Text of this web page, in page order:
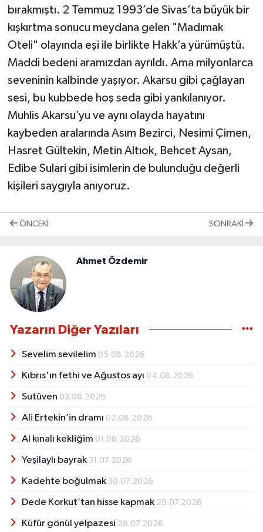
bırakmıştı. 2 Temmuz 1993’de Sivas’ta büyük bir
kışkırtma sonucu meydana gelen "Madımak
Oteli" olayında eşi ile birlikte Hakk’a yürümüştü.
Maddi bedeni aramızdan ayrıldı. Ama milyonlarca
seveninin kalbinde yaşıyor. Akarsu gibi çağlayan
sesi, bu kubbede hoş seda gibi yankılanıyor.
Muhlis Akarsu’yu ve aynı olayda hayatını
kaybeden aralarında Asım Bezirci, Nesimi Çimen,
Hasret Gültekin, Metin Altıok, Behcet Aysan,
Edibe Sulari gibi isimlerin de bulunduğu değerli
kişileri saygıyla anıyoruz.
ÖNCEKI SONRAKI
Ahmet Özdemir
Yazarın Diğer Yazıları
Sevelim sevilelim 05.08.2026
Kıbrıs'ın fethi ve Ağustos ayı 04.08.2026
Sutüven 03.08.2026
Ali Ertekin’in dramı 02.08.2026
Al kınalı kekliğim 01.08.2026
Yeşilaylı bayrak 31.07.2026
Kadehte boğulmak 30.07.2026
Dede Korkut’tan hisse kapmak 29.07.2026
Küfür gönül yelpazesi 28.07.2026